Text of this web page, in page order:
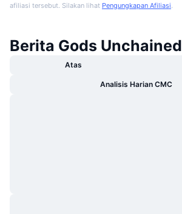
afiliasi tersebut. Silakan lihat Pengungkapan Afiliasi
Berita Gods Unchained
Atas
Analisis Harian CMC